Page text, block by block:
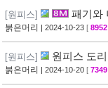
[원피스] 패기와
붉은머리
| 2024-10-23 [ 8952
[원피스] 원피스 도
붉은머리
| 2024-10-20 [ 7349